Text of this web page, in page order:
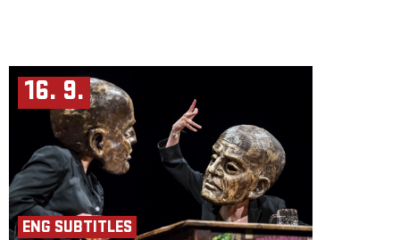
16. 9.
ENG SUBTITLES